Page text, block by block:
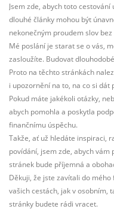
Jsem zde, abych toto
dlouhé články mohou být
nekonečným proudem slov bez
Mé poslání je starat se o vás,
zasloužíte. Budovat
Proto na těchto stránkách
i upozornění na to, na co si dát
Pokud máte jakékoli otázky,
abych pomohla a poskytla
finančnímu úspěchu.
Takže, ať už hledáte inspiraci,
povídání, jsem zde, abych
stránek bude příjemná a
Děkuji, že jste zavítali do
vašich cestách, jak v osobním,
stránky budete rádi vracet.